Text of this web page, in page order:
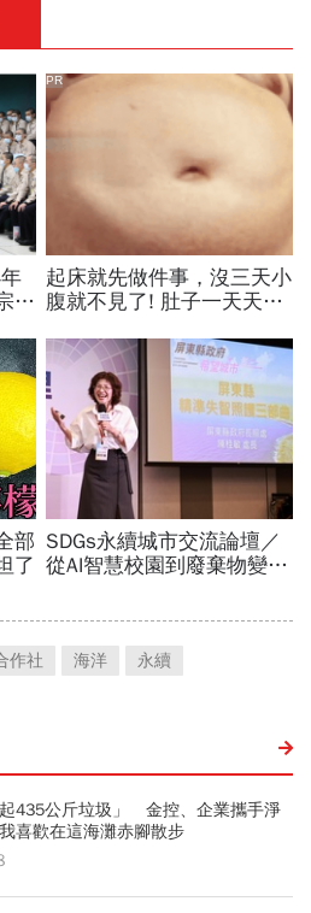
作社 海洋 永續
起435公斤垃圾」 金控、企業攜手淨
喜歡在這海灘赤腳散步